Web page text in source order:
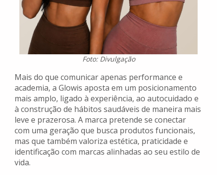
Foto: Divulgação
Mais do que comunicar apenas performance e
academia, a Glowis aposta em um posicionamento
mais amplo, ligado à experiência, ao autocuidado e
à construção de hábitos saudáveis de maneira mais
leve e prazerosa. A marca pretende se conectar
com uma geração que busca produtos funcionais,
mas que também valoriza estética, praticidade e
identificação com marcas alinhadas ao seu estilo de
vida.